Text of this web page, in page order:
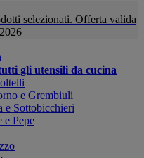
selezionati. Offerta valida
gli utensili da cucina
e Grembiuli
e Sottobicchieri
e Pepe